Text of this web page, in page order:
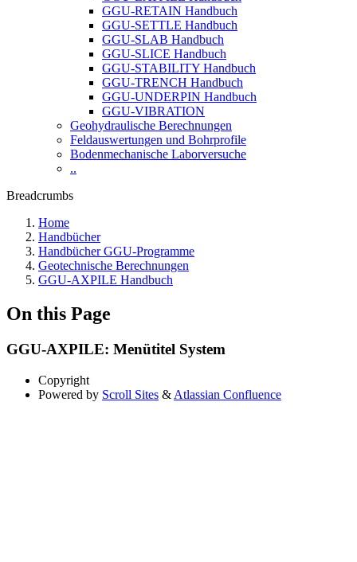
GGU-RETAIN Handbuch
GGU-SETTLE Handbuch
GGU-SLAB Handbuch
GGU-SLICE Handbuch
GGU-STABILITY Handbuch
GGU-TRENCH Handbuch
GGU-UNDERPIN Handbuch
GGU-VIBRATION
Geohydraulische Berechnungen
Feldauswertungen und Bohrprofile
Bodenmechanische Laborversuche
..
Breadcrumbs
Home
Handbücher
Handbücher GGU-Programme
Geotechnische Berechnungen
GGU-AXPILE Handbuch
On this Page
GGU-AXPILE: Menütitel System
Copyright
Powered by Scroll Sites & Atlassian Confluence